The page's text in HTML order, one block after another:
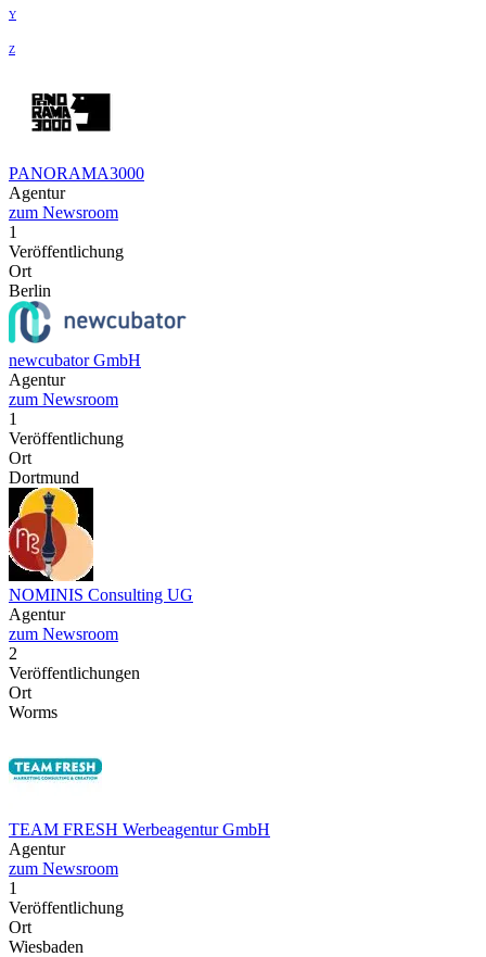
Y
Z
PANORAMA3000
Agentur
zum Newsroom
1
Veröffentlichung
Ort
Berlin
newcubator GmbH
Agentur
zum Newsroom
1
Veröffentlichung
Ort
Dortmund
NOMINIS Consulting UG
Agentur
zum Newsroom
2
Veröffentlichungen
Ort
Worms
TEAM FRESH Werbeagentur GmbH
Agentur
zum Newsroom
1
Veröffentlichung
Ort
Wiesbaden